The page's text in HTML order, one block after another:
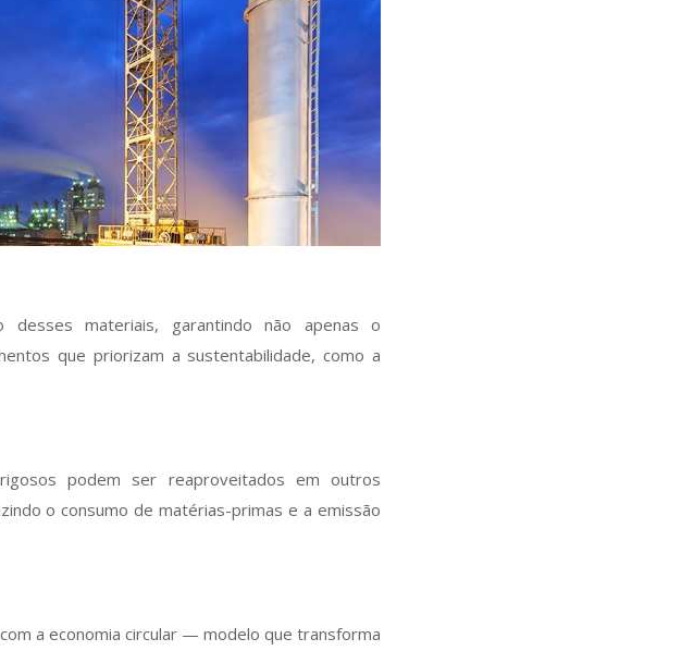
materiais, garantindo não apenas o
que priorizam a sustentabilidade, como a
podem ser reaproveitados em outros
o consumo de matérias-primas e a emissão
a economia circular — modelo que transforma